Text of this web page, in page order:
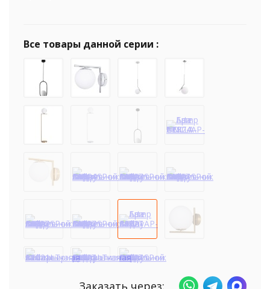
Все товары данной серии :
Заказать через: